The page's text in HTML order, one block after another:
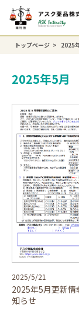
トップページ 2025
2025年5月
2025/5/21
2025年5月更新情
知らせ